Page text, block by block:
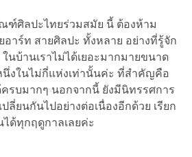
ศิลปะไทยร่วมสมัย นี้ ต้องห้าม
าร์ท สายศิลปะ ทั้งหลาย อย่างที่รู้จัก
บ้านเราไม่ได้เยอะมากมายขนาด
นึ่งในไม่กี่แห่งเท่านั้นค่ะ ที่สำคัญคือ
ครบมากๆ นอกจากนี้ ยังมีนิทรรศการ
ลี่ยนกันไปอย่างต่อเนื่องอีกด้วย เรียก
ด้ทุกฤดูกาลเลยค่ะ